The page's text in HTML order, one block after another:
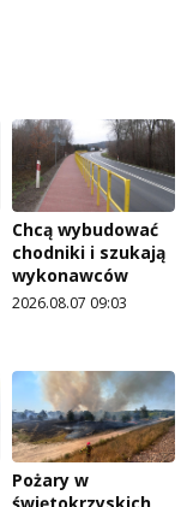
Chcą wybudować
chodniki i szukają
wykonawców
2026.08.07 09:03
Pożary w